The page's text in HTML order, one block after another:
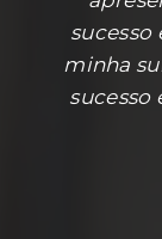
sucesso
minha
sucesso